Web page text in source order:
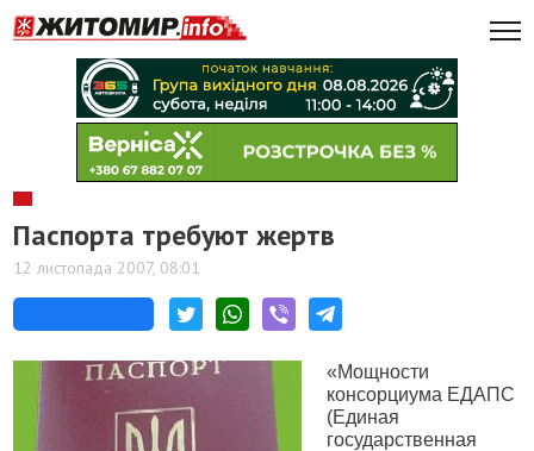
Паспорта требуют жертв
12 листопада 2007, 08:01
«Мощности
консорциума ЕДАПС
(Единая
государственная